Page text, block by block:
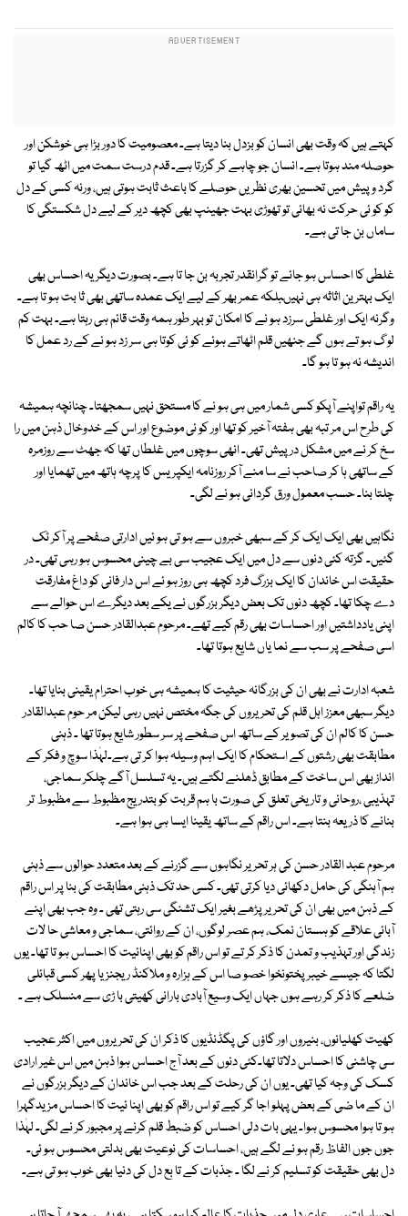
کہتے ہیں کہ وقت بھی انسان کو بزدل بنا دیتا ہے۔ معصومیت کا دور بڑا ہی خوشکن اور
حوصلہ مند ہوتا ہے۔ انسان جو چاہے کر گزرتا ہے۔ قدم درست سمت میں اٹھ گیا تو
گرد و پیش میں تحسین بھری نظریں حوصلے کا باعث ثابت ہوتی ہیں، ورنہ کسی کے دل
کو کو ئی حرکت نہ بھائی تو تھوڑی بہت جھینپ بھی کچھ دیر کے لیے دل شکستگی کا
ساماں بن جا تی ہے۔
غلطی کا احساس ہو جائے تو گرانقدر تجربہ بن جا تا ہے۔ بصورت دیگر یہ احساس بھی
ایک بہترین اثاثہ ہی نہیںبلکہ عمر بھر کے لیے ایک عمدہ ساتھی بھی ثا بت ہو تا ہے۔
وگرنہ ایک اور غلطی سرزد ہو نے کا امکان تو بہر طور ہمہ وقت قائم ہی رہتا ہے۔ بہت کم
لو گ ہو تے ہوں گے جنھیں قلم اٹھاتے ہوئے کو ئی کوتا ہی سر زد ہو نے کے رد عمل کا
اندیشہ نہ ہو تا ہو گا۔
یہ راقم تواپنے آپکو کسی شمار میں ہی ہو نے کا مستحق نہیں سمجھتا۔ چنانچہ ہمیشہ
کی طرح اس مر تبہ بھی ہفتہ آخیر کو تھا اور کو ئی موضوع اور اس کے خدوخال ذہن میں را
سخ کر نے میں مشکل در پیش تھی۔ انھی سوچوں میں غلطاں تھا کہ جھٹ سے روزمرہ
کے ساتھی ہا کر صاحب نے سا منے آکر روزنامہ ایکپریس کا پرچہ ہاتھ میں تھمایا اور
چلتا بنا۔ حسب معمول ورق گردانی ہو نے لگی۔
نگاہیں بھی ایک ایک کر کے سبھی خبروں سے ہو تی ہو ئیں ادارتی صفحے پر آکر ٹک
گئیں۔ گزتہ کئی دنوں سے دل میں ایک عجیب سی بے چینی محسوس ہو رہی تھی۔ در
حقیقت اس خاندان کا ایک بزرگ فرد کچھ ہی روز ہو ئے اس دار فانی کو داغ مفارقت
دے چکا تھا۔ کچھ دنوں تک بعض دیگر بزرگوں نے یکے بعد دیگرے اس حوالے سے
اپنی یادداشتیں اور احساسات بھی رقم کیے تھے۔ مرحوم عبدالقادر حسن صا حب کا کالم
اسی صفحے پر سب سے نما یاں شایع ہوتا تھا۔
شعبہ ادارت نے بھی ان کی بزرگانہ حیثیت کا ہمیشہ ہی خوب احترام یقینی بنایا تھا۔
دیگر سبھی معزز اہل قلم کی تحریروں کی جگہ مختص نہیں رہی لیکن مر حوم عبدالقادر
حسن کا کالم ان کی تصویر کے ساتھ اس صفحے پر سر سطور شایع ہوتا تھا ۔ ذہنی
مطابقت بھی رشتوں کے استحکام کا ایک اہم وسیلہ ہوا کر تی ہے۔لہٰذا سوچ و فکر کے
انداز بھی اس ساخت کے مطابق ڈھلنے لگتے ہیں۔ یہ تسلسل آگے چلکر سماجی،
تہذیبی ،روحانی و تاریخی تعلق کی صورت با ہم قربت کو بتدریج مظبوط سے مظبوط تر
بنانے کا ذریعہ بنتا ہے۔ اس راقم کے ساتھ یقینا ایسا ہی ہوا ہے۔
مرحوم عبد القادر حسن کی ہر تحریر نگاہوں سے گزرنے کے بعد متعدد حوالوں سے ذہنی
ہم آہنگی کی حامل دکھائی دیا کرتی تھی۔ کسی حد تک ذہنی مطابقت کی بنا پر اس راقم
کے ذہن میں بھی ان کی تحریر پڑھے بغیر ایک تشنگی سی رہتی تھی ۔ وہ جب بھی اپنے
آبائی علاقے کو ہستان نمک، ہم عصر لوگوں، ان کے روائتی، سماجی و معاشی حا لات
زندگی اور تہذیب و تمدن کا ذکر کر تے تو اس راقم کو بھی اپنائیت کا احساس ہو تا تھا۔ یوں
لگتا کہ جیسے خیبر پختونخوا خصو صا اس کے ہزارہ و ملاکنڈ ریجنز یا پھر کسی قبائلی
ضلعے کا ذکر کر رہے ہوں جہاں ایک وسیع آبادی بارانی کھیتی با ڑی سے منسلک ہے ۔
کھیت کھلیانوں، بنیروں اور گاؤں کی پگڈنڈیوں کا ذکر ان کی تحریروں میں اکثر عجیب
سی چاشنی کا احساس دلاتا تھا۔کئی دنوں کے بعد آج احساس ہوا ذہن میں اس غیر ارادی
کسک کی وجہ کیا تھی۔ یوں ان کی رحلت کے بعد جب اس خاندان کے دیگر بزرگوں نے
ان کے ما ضی کے بعض پہلو اجا گر کیے تو اس راقم کو بھی اپنا ئیت کا احساس مزیدگہرا
ہو تا ہوا محسوس ہوا۔ یہی بات دلی احساس کو ضبط قلم کرنے پر مجبور کر نے لگی۔ لہٰذا
جوں جوں الفاظ رقم ہو نے لگے ہیں، احساسات کی نوعیت بھی بدلتی محسوس ہو ئی۔
دل بھی حقیقت کو تسلیم کر نے لگا ۔ جذبات کے تا بع دل کی دنیا بھی خوب ہو تی ہے۔